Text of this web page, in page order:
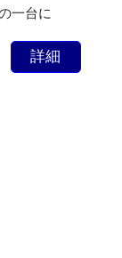
一台に
詳細